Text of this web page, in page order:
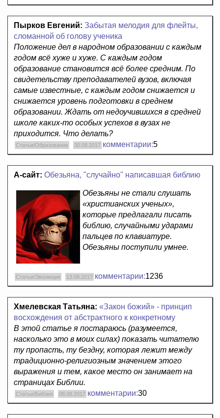
Пырков Евгений: Забытая мелодия для флейты,
сломанной об голову ученика
Положение дел в народном образовании с каждым
годом всё хуже и хуже. С каждым годом
образование становится всё более средним. По
свидетельству преподавателей вузов, включая
самые известные, с каждым годом снижается и
снижается уровень подготовки в среднем
образовании. Ждать от недоучившихся в средней
школе каких-то особых успехов в вузах не
приходится. Что делать?
Статьи/Образование 30.08.2017 комментарии:5
А-сайт: Обезьяна, "случайно" написавшая библию
Обезьяны не стали слушать
«христианских ученых»,
которые предлагали писать
библию, случайными ударами
пальцев по клавиатуре.
Обезьяны поступили умнее.
Статьи/Эволюция 13.08.2017 комментарии:1236
Хмелевская Татьяна: «Закон божий» - принцип
восхождения от абстрактного к конкретному
В этой статье я постараюсь (разумеется,
насколько это в моих силах) показать читателю
ту пропасть, ту бездну, которая лежит между
традиционно-религиозным значением этого
выражения и тем, какое место он занимает на
страницах Библии.
Статьи/Библия 08.08.2017 комментарии:30